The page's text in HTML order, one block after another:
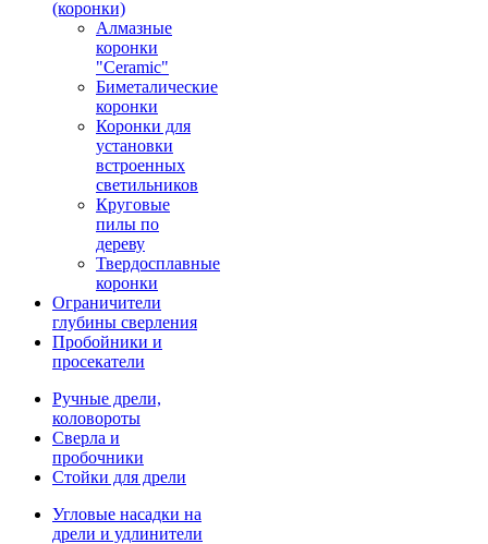
(коронки)
Алмазные
коронки
"Ceramic"
Биметалические
коронки
Коронки для
установки
встроенных
светильников
Круговые
пилы по
дереву
Твердосплавные
коронки
Ограничители
глубины сверления
Пробойники и
просекатели
Ручные дрели,
коловороты
Сверла и
пробочники
Стойки для дрели
Угловые насадки на
дрели и удлинители